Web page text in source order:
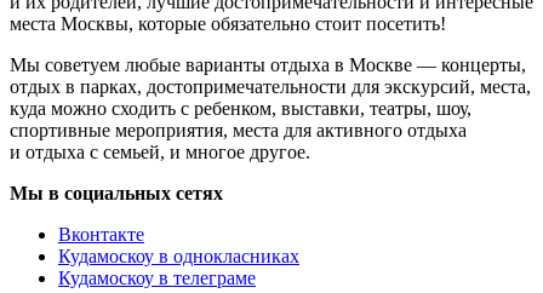
места Москвы, которые обязательно стоит посетить!
Мы советуем любые варианты отдыха в Москве — концерты,
отдых в парках, достопримечательности для экскурсий, места,
куда можно сходить с ребенком, выставки, театры, шоу,
спортивные мероприятия, места для активного отдыха
и отдыха с семьей, и многое другое.
Мы в социальных сетях
Вконтакте
Кудамоскоу в однокласниках
Кудамоскоу в телеграме